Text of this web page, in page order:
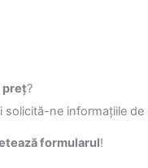
preț?
solicită-ne informațiile de
formularul!